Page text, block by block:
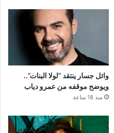
وائل جسار ينتقد “لولا البنات”..
ويوضح موقفه من عمرو دياب
منذ 18 ساعة